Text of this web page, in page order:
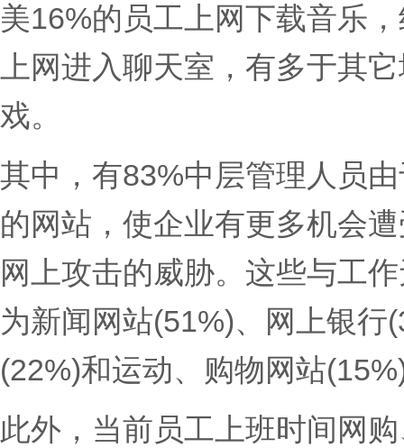
美16%的员工上网下载音乐
上网进入聊天室，有多于其
戏。
其中，有83%中层管理人员
的网站，使企业有更多机会
网上攻击的威胁。这些与工
为新闻网站(51%)、网上银
(22%)和运动、购物网站
此外，当前员工上班时间网